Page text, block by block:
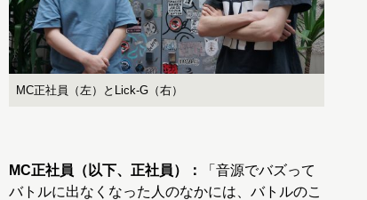
MC正社員（左）とLick-G（右）
MC正社員（以下、正社員）：
「音源でバズって
バトルに出なくなった人のなかには、バトルのこ